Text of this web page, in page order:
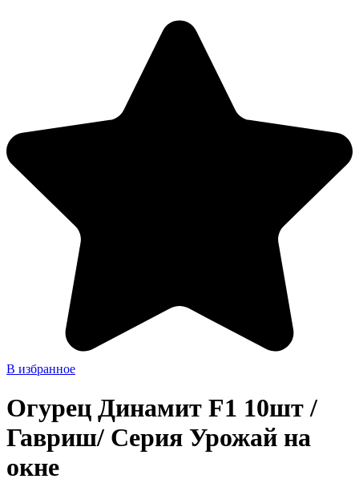
В избранное
Огурец Динамит F1 10шт /
Гавриш/ Серия Урожай на
окне